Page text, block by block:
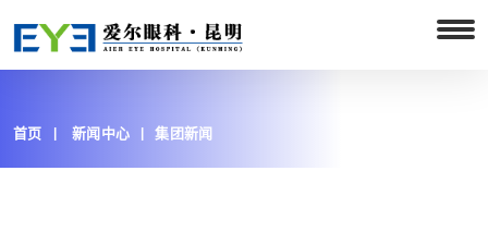
首页 新闻中心 集团新闻